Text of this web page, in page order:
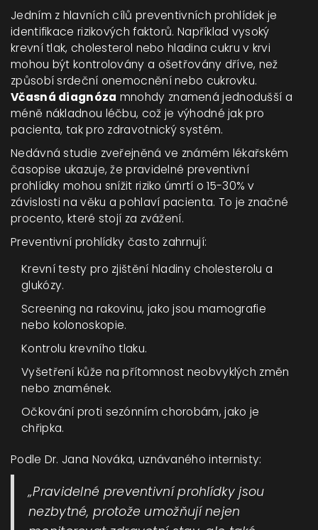
Jedním z hlavních cílů preventivních prohlídek je
identifikace rizikových faktorů. Například vysoký
krevní tlak, cholesterol nebo hladina cukru v krvi
mohou být kontrolovány a ošetřovány dříve, než
způsobí srdeční onemocnění nebo cukrovku.
Včasná diagnóza mnohdy znamená jednodušší a
méně nákladnou léčbu, což je výhodné jak pro
pacienta, tak pro zdravotnický systém.
Nedávná studie zveřejněná ve známém lékařském
časopise ukazuje, že pravidelné preventivní
prohlídky mohou snížit riziko úmrtí o 15-30% v
závislosti na věku a pohlaví pacienta. To je značné
procento, které stojí za zvážení.
Preventivní prohlídky často zahrnují:
Krevní testy pro zjištění hladiny cholesterolu a
glukózy.
Screening na rakovinu, jako jsou mamografie
nebo kolonoskopie.
Kontrolu krevního tlaku.
Vyšetření kůže na přítomnost neobvyklých změn
nebo znamének.
Očkování proti sezónním chorobám, jako je
chřipka.
Podle Dr. Jana Nováka, uznávaného internisty:
„Pravidelné preventivní prohlídky jsou
nezbytné, protože umožňují nejen